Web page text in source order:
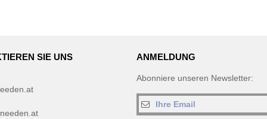
SIE UNS ANMELDUNG
Abonniere unseren Newsletter: